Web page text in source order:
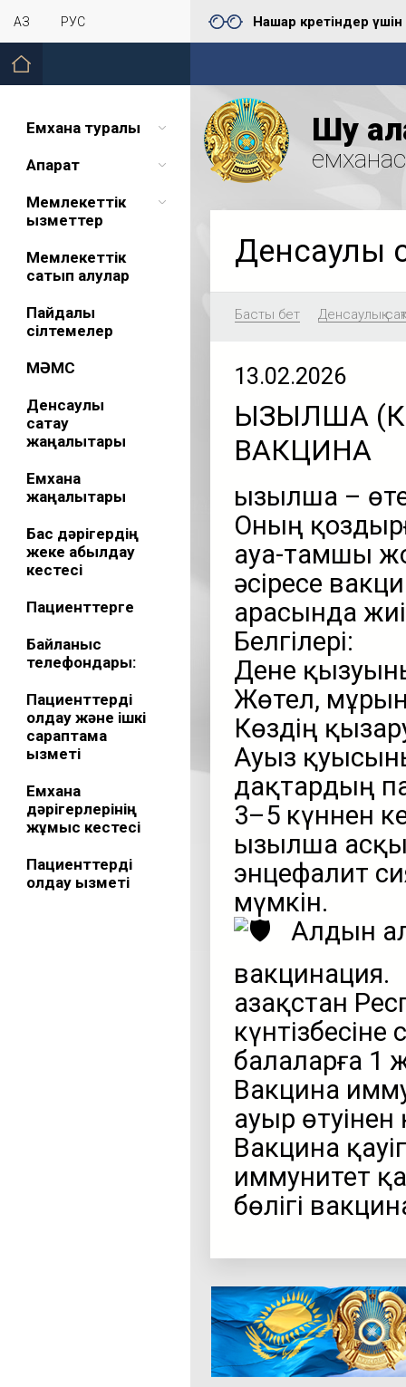
ҚАЗ РУС Нашар көретіндер үшін
Емхана туралы
Ақпарат
Мемлекеттік
қызметтер
Мемлекеттік
сатып алулар
Пайдалы
сілтемелер
МӘМС
Денсаулық
сақтау
жаңалықтары
Емхана
жаңалықтары
Бас дәрігердің
жеке қабылдау
кестесі
Пациенттерге
Байланыс
телефондары:
Пациенттерді
қолдау және ішкі
сараптама
қызметі
Емхана
дәрігерлерінің
жұмыс кестесі
Пациенттерді
қолдау қызметі
Шу
Денсаулық
Басты бет Денсаулық
13.02.2026
ҚЫЗЫЛША
ВАКЦИНА
Қызылша –
Оның
ауа-тамшы
әсіресе
арасында
Белгілері:
Дене
Жөтел,
Көздің
Ауыз
дақтардың
3–5 күннен
Қызылша
энцефалит
мүмкін.
Алдын
вакцинация.
Қазақстан
балаларға 1
Вакцина
ауыр
Вакцина
иммунитет
бөлігі